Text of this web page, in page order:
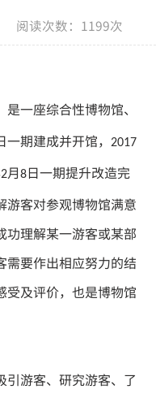
阅读次数： 1199次
是一座综合性博物馆、
一期建成并开馆， 2017
2月8日一期提升改造完
游客对参观博物馆满意
功理解某一游客或某部
需要作出相应努力的结
受及评价，也是博物馆
引游客、研究游客、了